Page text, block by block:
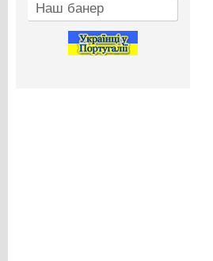
Наш банер